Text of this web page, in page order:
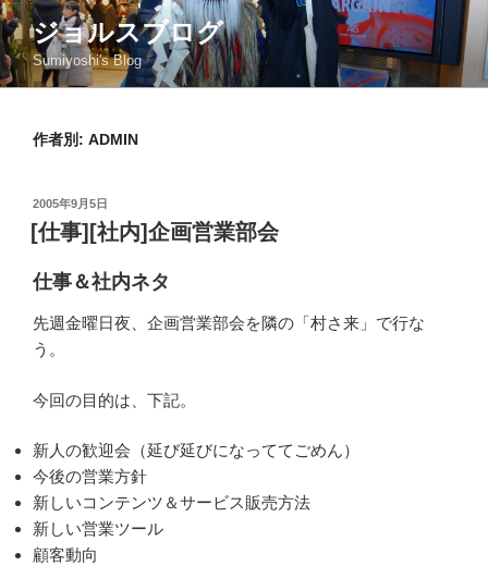
コ
ン
テ
ン
ジョルスブログ
Sumiyoshi's Blog
作者別: ADMIN
投
稿
日:
2005年9月5日
[仕事][社内]企画営業部会
仕事＆社内ネタ
先週金曜日夜、企画営業部会を隣の「村さ来」で行な
う。
今回の目的は、下記。
新人の歓迎会（延び延びになっててごめん）
今後の営業方針
新しいコンテンツ＆サービス販売方法
新しい営業ツール
顧客動向